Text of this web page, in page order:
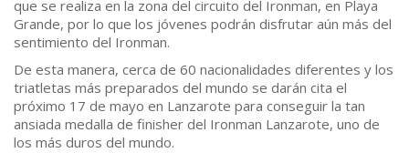
que se realiza en la zona del circuito del Ironman, en Playa
Grande, por lo que los jóvenes podrán disfrutar aún más del
sentimiento del Ironman.
De esta manera, cerca de 60 nacionalidades diferentes y los
triatletas más preparados del mundo se darán cita el
próximo 17 de mayo en Lanzarote para conseguir la tan
ansiada medalla de finisher del Ironman Lanzarote, uno de
los más duros del mundo.